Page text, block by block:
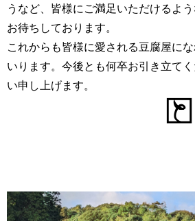
うなど、皆様にご満足いただけるよ
お待ちしております。
これからも皆様に愛される豆腐屋に
いります。今後とも何卒お引き立て
い申し上げます。